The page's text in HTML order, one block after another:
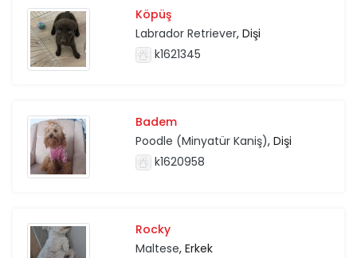
Köpüş
Labrador Retriever, Dişi
k1621345
Badem
Poodle (Minyatür Kaniş), Dişi
k1620958
Rocky
Maltese, Erkek